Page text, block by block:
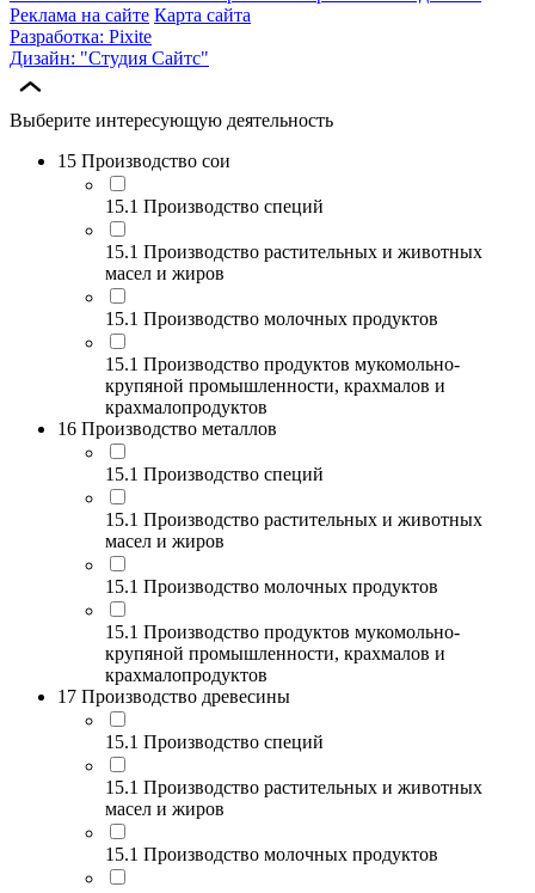
Реклама на сайте Карта сайта
Разработка: Pixite
Дизайн: "Студия Сайтс"
Выберите интересующую деятельность
15 Производство сои
15.1 Производство специй
15.1 Производство растительных и животных
масел и жиров
15.1 Производство молочных продуктов
15.1 Производство продуктов мукомольно-
крупяной промышленности, крахмалов и
крахмалопродуктов
16 Производство металлов
15.1 Производство специй
15.1 Производство растительных и животных
масел и жиров
15.1 Производство молочных продуктов
15.1 Производство продуктов мукомольно-
крупяной промышленности, крахмалов и
крахмалопродуктов
17 Производство древесины
15.1 Производство специй
15.1 Производство растительных и животных
масел и жиров
15.1 Производство молочных продуктов